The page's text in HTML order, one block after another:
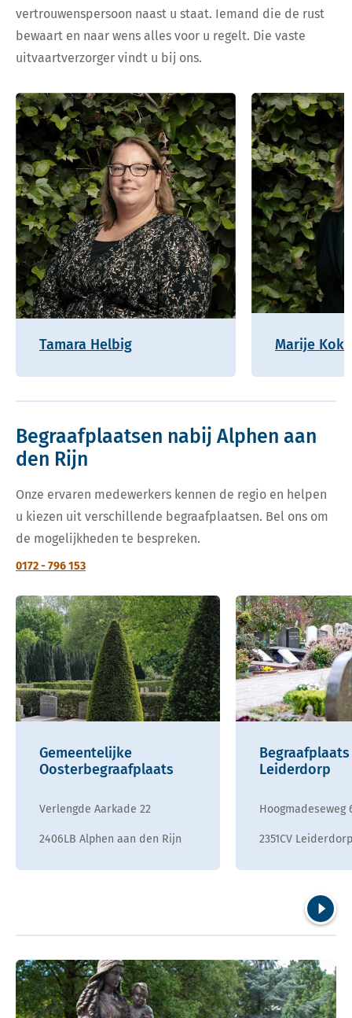
vertrouwenspersoon naast u staat. Iemand die de rust
bewaart en naar wens alles voor u regelt. Die vaste
uitvaartverzorger vindt u bij ons.
Tamara Helbig Marije Kok
Begraafplaatsen nabij Alphen aan
den Rijn
Onze ervaren medewerkers kennen de regio en helpen
u kiezen uit verschillende begraafplaatsen. Bel ons om
de mogelijkheden te bespreken.
0172 - 796 153
Gemeentelijke
Oosterbegraafplaats
Verlengde Aarkade 22
2406LB Alphen aan den Rijn
Begraafplaats
Leiderdorp
Hoogmadeseweg
2351CV Leiderdorp